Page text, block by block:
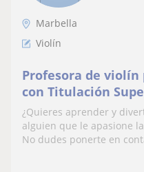
Marbella
Violín
Profesora de violín
con Titulación
de Profesorado
¿Quieres aprender y
alguien que le apasione
No dudes ponerte en